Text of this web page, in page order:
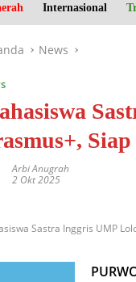
e
Internasional
News
Arbi Anugrah
2 Okt 2025
Sastra Inggris UMP